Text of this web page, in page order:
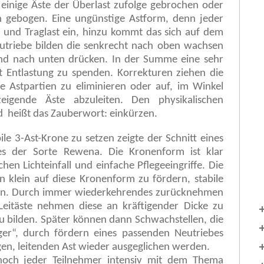
Äste der Überlast zufolge gebrochen oder
Eine ungünstige Astform, denn jeder
Traglast ein, hinzu kommt das sich auf dem
bilden die senkrecht nach oben wachsen
nach unten drücken. In der Summe eine sehr
zu spenden. Korrekturen ziehen die
Astpartien zu eliminieren oder auf, im Winkel
Äste abzuleiten. Den physikalischen
heißt das Zauberwort: einkürzen.
3-Ast-Krone zu setzen zeigte der Schnitt eines
der Sorte Rewena. Die Kronenform ist klar
Lichteinfall und einfache Pflegeeingriffe. Die
klein auf diese Kronenform zu fördern, stabile
Durch immer wiederkehrendes zurücknehmen
nehmen diese an kräftigender Dicke zu
bilden. Später können dann Schwachstellen, die
durch fördern eines passenden Neutriebes
leitenden Ast wieder ausgeglichen werden.
jeder Teilnehmer intensiv mit dem Thema